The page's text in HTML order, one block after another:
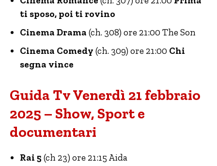
ti sposo, poi ti rovino
Cinema Drama (ch. 308) ore 21:00 The Son
Cinema Comedy (ch. 309) ore 21:00 Chi
segna vince
Guida Tv Venerdì 21 febbraio
2025 – Show, Sport e
documentari
Rai 5 (ch 23) ore 21:15 Aida